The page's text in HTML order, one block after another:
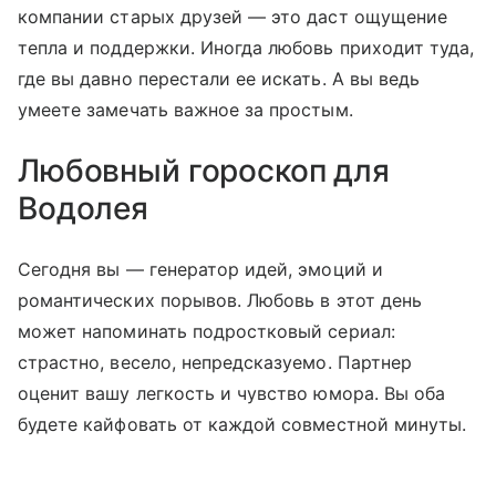
компании старых друзей — это даст ощущение
тепла и поддержки. Иногда любовь приходит туда,
где вы давно перестали ее искать. А вы ведь
умеете замечать важное за простым.
Любовный гороскоп для
Водолея
Сегодня вы — генератор идей, эмоций и
романтических порывов. Любовь в этот день
может напоминать подростковый сериал:
страстно, весело, непредсказуемо. Партнер
оценит вашу легкость и чувство юмора. Вы оба
будете кайфовать от каждой совместной минуты.